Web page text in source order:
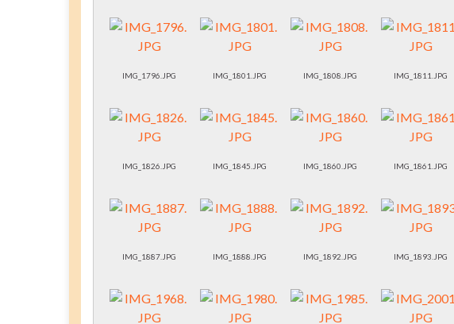
IMG_1796.JPG IMG_1801.JPG IMG_1808.JPG IMG_1811.JPG
IMG_1826.JPG IMG_1845.JPG IMG_1860.JPG IMG_1861.JPG
IMG_1887.JPG IMG_1888.JPG IMG_1892.JPG IMG_1893.JPG